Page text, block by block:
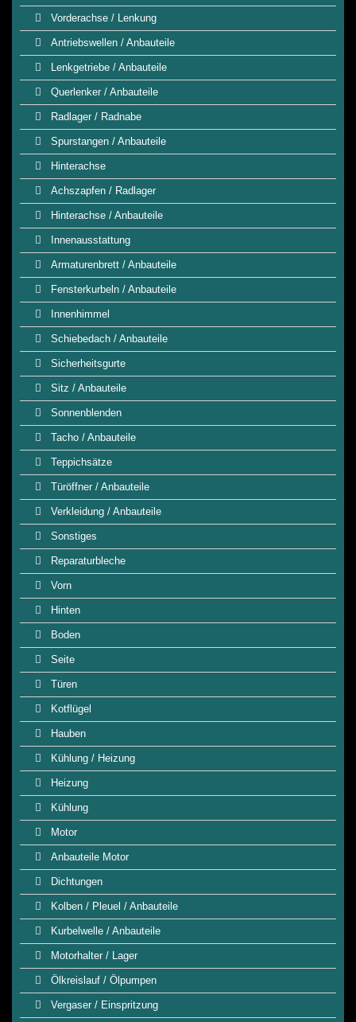
Vorderachse / Lenkung
Antriebswellen / Anbauteile
Lenkgetriebe / Anbauteile
Querlenker / Anbauteile
Radlager / Radnabe
Spurstangen / Anbauteile
Hinterachse
Achszapfen / Radlager
Hinterachse / Anbauteile
Innenausstattung
Armaturenbrett / Anbauteile
Fensterkurbeln / Anbauteile
Innenhimmel
Schiebedach / Anbauteile
Sicherheitsgurte
Sitz / Anbauteile
Sonnenblenden
Tacho / Anbauteile
Teppichsätze
Türöffner / Anbauteile
Verkleidung / Anbauteile
Sonstiges
Reparaturbleche
Vorn
Hinten
Boden
Seite
Türen
Kotflügel
Hauben
Kühlung / Heizung
Heizung
Kühlung
Motor
Anbauteile Motor
Dichtungen
Kolben / Pleuel / Anbauteile
Kurbelwelle / Anbauteile
Motorhalter / Lager
Ölkreislauf / Ölpumpen
Vergaser / Einspritzung